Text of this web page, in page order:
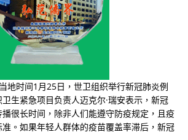
地时间1月25日，世卫组织举行新冠肺炎例
生紧急项目负责人迈克尔·瑞安表示，新冠
很长时间，除非人们能遵守防疫规定，且疫
。如果年轻人群体的疫苗覆盖率滞后，新冠